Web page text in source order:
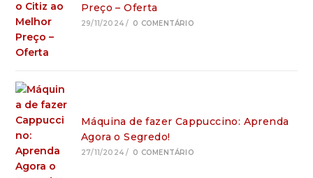
Preço – Oferta
29/11/2024 / 0 COMENTÁRIO
Máquina de fazer Cappuccino: Aprenda
Agora o Segredo!
27/11/2024 / 0 COMENTÁRIO